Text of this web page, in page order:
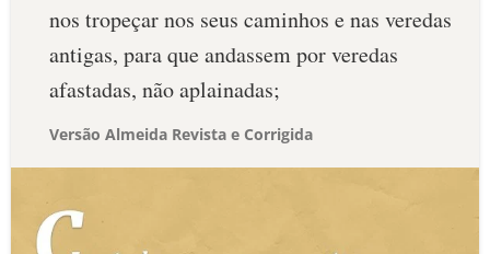
nos tropeçar nos seus caminhos e nas veredas
antigas, para que andassem por veredas
afastadas, não aplainadas;
Versão Almeida Revista e Corrigida